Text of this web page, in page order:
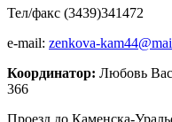
Тел/факс (3439)341472
e-mail: zenkova-
Координатор: Любовь
366
Проезд до Каменска-